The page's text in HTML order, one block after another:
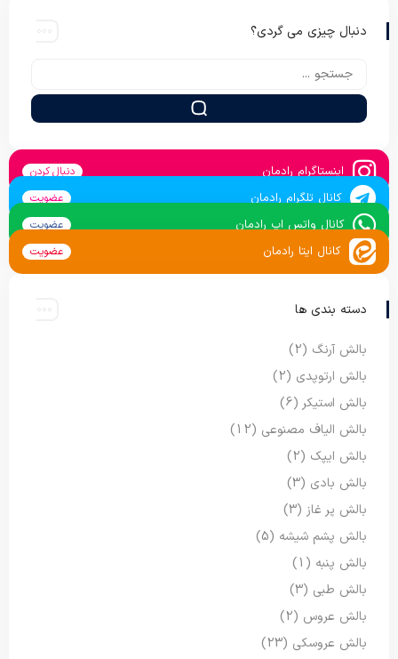
دنبال چیزی می گردی؟
اینستاگرام رادمان دنبال کردن
کانال تلگرام رادمان عضویت
کانال واتس اپ رادمان عضویت
کانال ایتا رادمان عضویت
دسته بندی ها
بالش آرنگ (2)
بالش ارتوپدی (2)
بالش استیکر (6)
بالش الیاف مصنوعی (12)
بالش ایپک (2)
بالش بادی (3)
بالش پر غاز (3)
بالش پشم شیشه (5)
بالش پنبه (1)
بالش طبی (3)
بالش عروس (2)
بالش عروسکی (23)